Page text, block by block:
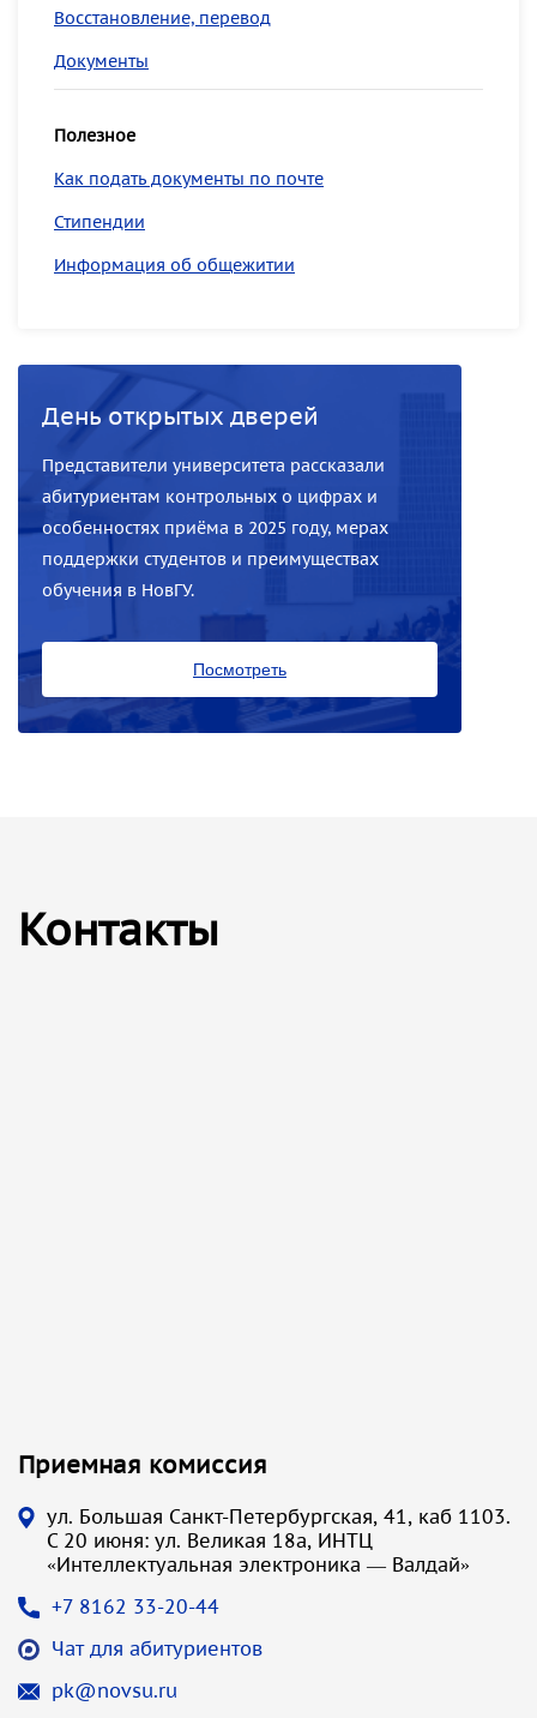
Восстановление, перевод
Документы
Полезное
Как подать документы по почте
Стипендии
Информация об общежитии
День открытых дверей
Представители университета рассказали
абитуриентам контрольных о цифрах и
особенностях приёма в 2025 году, мерах
поддержки студентов и преимуществах
обучения в НовГУ.
Посмотреть
Контакты
Приемная комиссия
ул. Большая Санкт-Петербургская, 41, каб 1103.
С 20 июня: ул. Великая 18а, ИНТЦ
«Интеллектуальная электроника — Валдай»
+7 8162 33-20-44
Чат для абитуриентов
pk@novsu.ru